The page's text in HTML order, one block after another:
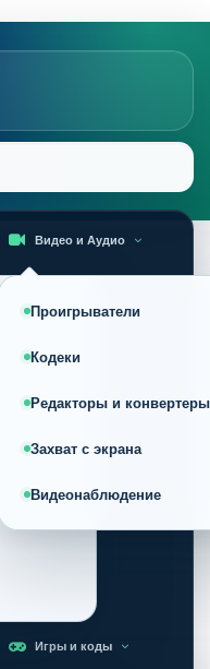
Видео и Аудио
Проигрыватели
Кодеки
Редакторы и конвертеры
Захват с экрана
Видеонаблюдение
Игры и коды